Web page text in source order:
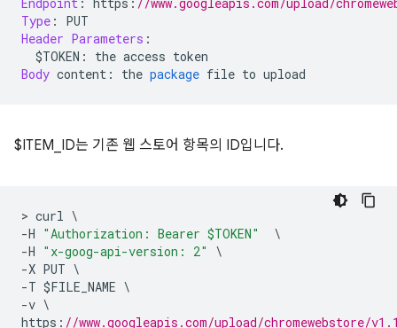
Type :
PUT
Header Parameters :
$TOKEN :
the access token
Body content : the package file to upload
$ITEM_ID는 기존 웹 스토어 항목의 ID입니다.
> curl \
-H "Authorization: Bearer $TOKEN"
\
-H "x-goog-api-version: 2"
\
-X PUT \
-T $FILE_NAME \
-v \
https : //www.googleapis.com/upload/chromewebstore/